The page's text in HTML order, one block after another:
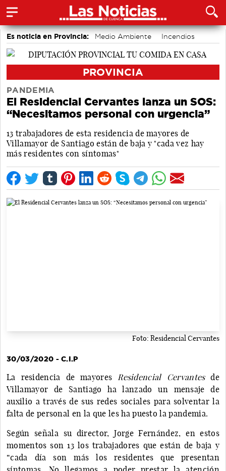
Es noticia en Provincia: Medio Ambiente
Incendios
accidentes laborales
PROVINCIA
PANDEMIA
El Residencial Cervantes lanza un SOS:
“Necesitamos personal con urgencia”
13 trabajadores de esta residencia de mayores de
Villamayor de Santiago están de baja y "cada vez hay
más residentes con síntomas"
Foto: Residencial Cervantes
30/03/2020 - C.I.P
La residencia de mayores Residencial Cervantesde
Villamayor de Santiago ha lanzado un mensaje de
auxilio a través de sus redes sociales para solventar la
falta de personal en la que les ha puesto la pandemia.
Según señala su director, Jorge Fernández, en estos
momentos son 13 los trabajadores que están de baja y
“cada día son más los residentes que presentan